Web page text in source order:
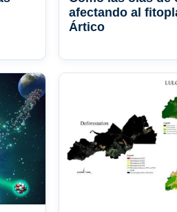
afectando al
Ártico